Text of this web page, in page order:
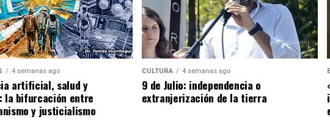
4 semanas ago
artificial, salud y
la bifurcación entre
y justicialismo
CULTURA 4 semanas ago
9 de Julio: independencia o
extranjerización de la tierra